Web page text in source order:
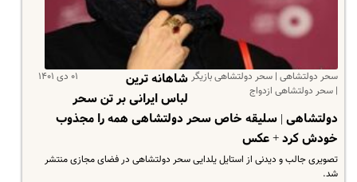
سحر دولتشاهی | سحر دولتشاهی بازیگر
| سحر دولتشاهی ازدواج
۰۱ دی ۱۴۰۱
شاهانه ترین
لباس ایرانی بر تن سحر
دولتشاهی | سلیقه خاص سحر دولتشاهی همه را مجذوب
خودش کرد + عکس
تصویری جالب و دیدنی از استایل یلدایی سحر دولتشاهی در فضای مجازی منتشر
شد.